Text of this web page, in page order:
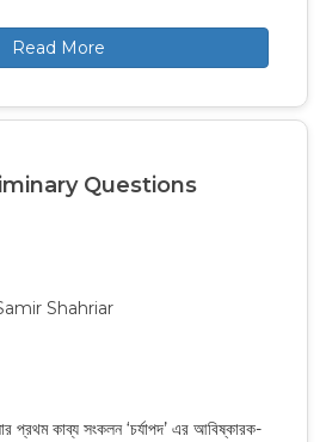
Read More
Questions
Shahriar
কাব্য সংকলন ‘চর্যাপদ’ এর আবিষ্কারক-